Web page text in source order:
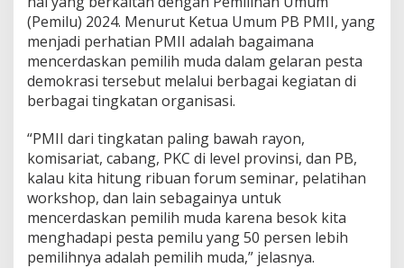
(Pemilu) 2024. Menurut Ketua Umum PB PMII, yang
menjadi perhatian PMII adalah bagaimana
mencerdaskan pemilih muda dalam gelaran pesta
demokrasi tersebut melalui berbagai kegiatan di
berbagai tingkatan organisasi.
“PMII dari tingkatan paling bawah rayon,
komisariat, cabang, PKC di level provinsi, dan PB,
kalau kita hitung ribuan forum seminar, pelatihan
workshop, dan lain sebagainya untuk
mencerdaskan pemilih muda karena besok kita
menghadapi pesta pemilu yang 50 persen lebih
pemilihnya adalah pemilih muda,” jelasnya.